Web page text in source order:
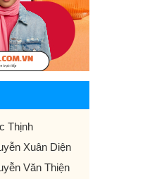
Thịnh
Xuân Diện
Văn Thiện